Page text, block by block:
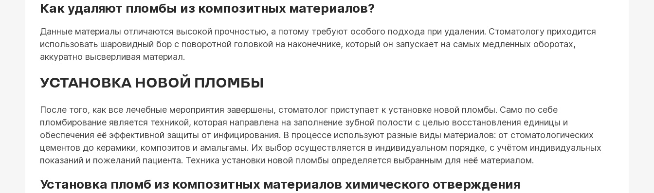
Как удаляют пломбы из композитных материалов?
Данные материалы отличаются высокой прочностью, а потому требуют особого подхода при удалении. Стоматологу приходится
использовать шаровидный бор с поворотной головкой на наконечнике, который он запускает на самых медленных оборотах,
аккуратно высверливая материал.
УСТАНОВКА НОВОЙ ПЛОМБЫ
После того, как все лечебные мероприятия завершены, стоматолог приступает к установке новой пломбы. Само по себе
пломбирование является техникой, которая направлена на заполнение зубной полости с целью восстановления единицы и
обеспечения её эффективной защиты от инфицирования. В процессе используют разные виды материалов: от стоматологических
цементов до керамики, композитов и амальгамы. Их выбор осуществляется в индивидуальном порядке, с учётом индивидуальных
показаний и пожеланий пациента. Техника установки новой пломбы определяется выбранным для неё материалом.
Установка пломб из композитных материалов химического отверждения